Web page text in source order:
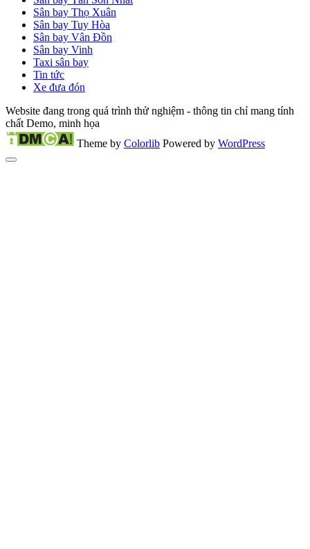
Sân bay Thọ Xuân
Sân bay Tuy Hòa
Sân bay Vân Đồn
Sân bay Vinh
Taxi sân bay
Tin tức
Xe đưa đón
Website đang trong quá trình thử nghiệm - thông tin chỉ mang tính
chất Demo, minh họa
Theme by Colorlib Powered by WordPress